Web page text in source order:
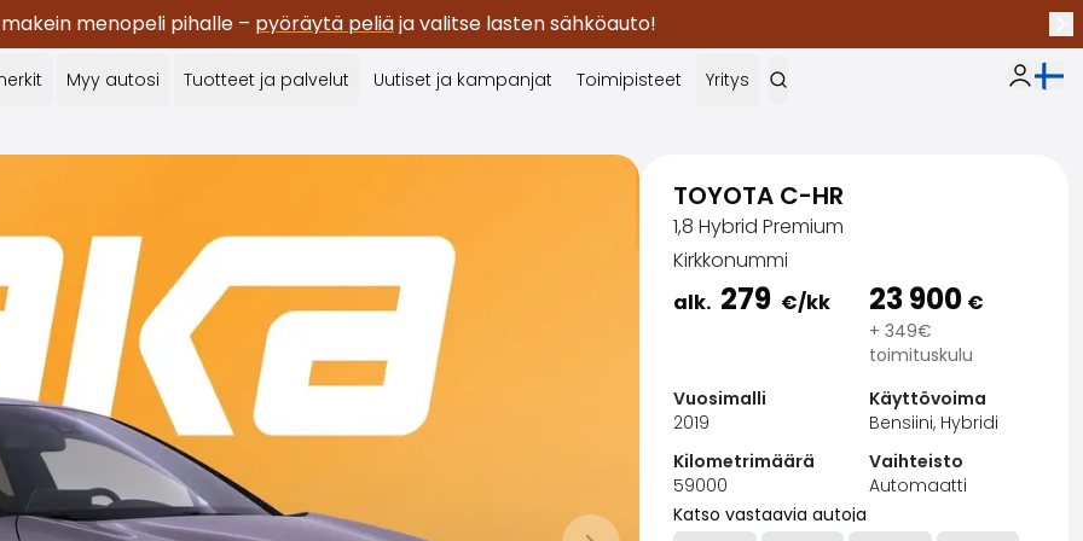
menopeli pihalle – pyöräytä peliäja valitse lasten sähköauto!
Myy autosi Tuotteet ja palvelut Uutiset ja kampanjat Toimipisteet Yritys Oma
TOYOTA C-HR
1,8 Hybrid Premium
Kirkkonummi
alk. 279 €/kk 23 900 €
+ 349€
toimituskulu
Vuosimalli
2019
Käyttövoima
Bensiini, Hybridi
Kilometrimäärä
59000
Vaihteisto
Automaatti
Katso vastaavia autoja